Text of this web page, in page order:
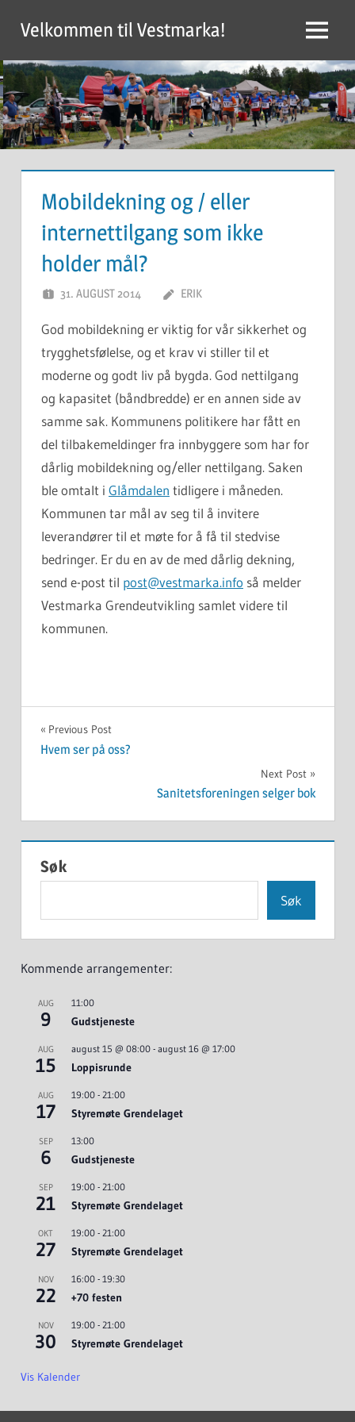
content
Velkommen til Vestmarka! Menu
Mobildekning og / eller
internettilgang som ikke
holder mål?
31. AUGUST 2014 ERIK
God mobildekning er viktig for vår sikkerhet og
trygghetsfølelse, og et krav vi stiller til et
moderne og godt liv på bygda. God nettilgang
og kapasitet (båndbredde) er en annen side av
samme sak. Kommunens politikere har fått en
del tilbakemeldinger fra innbyggere som har for
dårlig mobildekning og/eller nettilgang. Saken
ble omtalt i Glåmdalen tidligere i måneden.
Kommunen tar mål av seg til å invitere
leverandører til et møte for å få til stedvise
bedringer. Er du en av de med dårlig dekning,
send e-post til post@vestmarka.info så melder
Vestmarka Grendeutvikling samlet videre til
kommunen.
INFORMASJON
Innleggsnavigasjon
Previous Post
Hvem ser på oss?
Next Post
Sanitetsforeningen selger bok
Søk
Søk
Kommende arrangementer:
AUG
9
11:00
Gudstjeneste
AUG
15
august 15 @ 08:00- august 16 @ 17:00
Loppisrunde
AUG
17
19:00- 21:00
Styremøte Grendelaget
SEP
6
13:00
Gudstjeneste
SEP
21
19:00- 21:00
Styremøte Grendelaget
OKT
27
19:00- 21:00
Styremøte Grendelaget
NOV
22
16:00- 19:30
+70 festen
NOV
30
19:00- 21:00
Styremøte Grendelaget
Vis Kalender